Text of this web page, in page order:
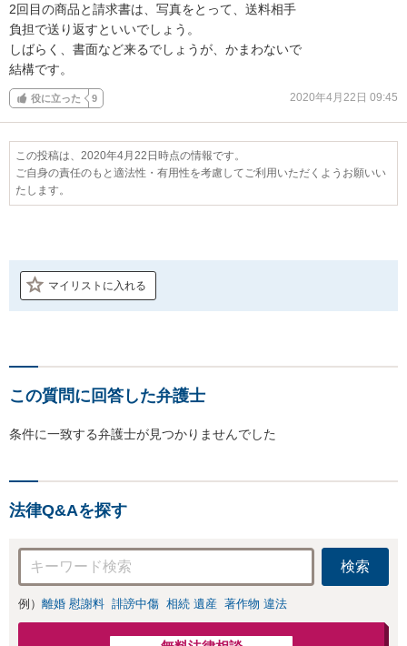
2回目の商品と請求書は、写真をとって、送料相手
負担で送り返すといいでしょう。
しばらく、書面など来るでしょうが、かまわないで
結構です。
役に立った 9 2020年4月22日 09:45
この投稿は、2020年4月22日時点の情報です。
ご自身の責任のもと適法性・有用性を考慮してご利用いただくようお願いい
たします。
マイリストに入れる
この質問に回答した弁護士
条件に一致する弁護士が見つかりませんでした
法律Q&Aを探す
検索
例） 離婚 慰謝料 誹謗中傷 相続 遺産 著作物 違法